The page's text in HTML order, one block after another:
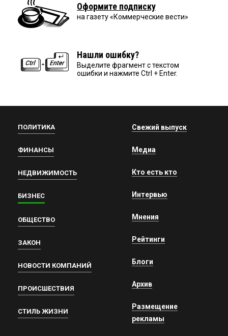
Оформите подписку
на газету «Коммерческие вести»
Нашли ошибку?
Выделите фрагмент с текстом
ошибки и нажмите Ctrl + Enter.
ПОЛИТИКА
ФИНАНСЫ
НЕДВИЖИМОСТЬ
БИЗНЕС
ОБЩЕСТВО
ЗАКОН
НОВОСТИ КОМПАНИЙ
ПРОИСШЕСТВИЯ
СТИЛЬ ЖИЗНИ
Свежий выпуск
Медиа
Кто есть кто
Интервью
Мнения
Рейтинги
Блоги
Архив
Размещение
рекламы